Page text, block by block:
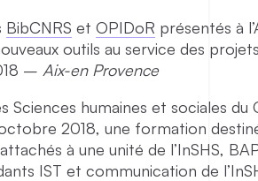
BibCNRS et OPIDoR présentés à
outils au service des
– Aix-en Provence
Sciences humaines et sociales
octobre 2018, une formation
à une unité de l’InSHS,
IST et communication de